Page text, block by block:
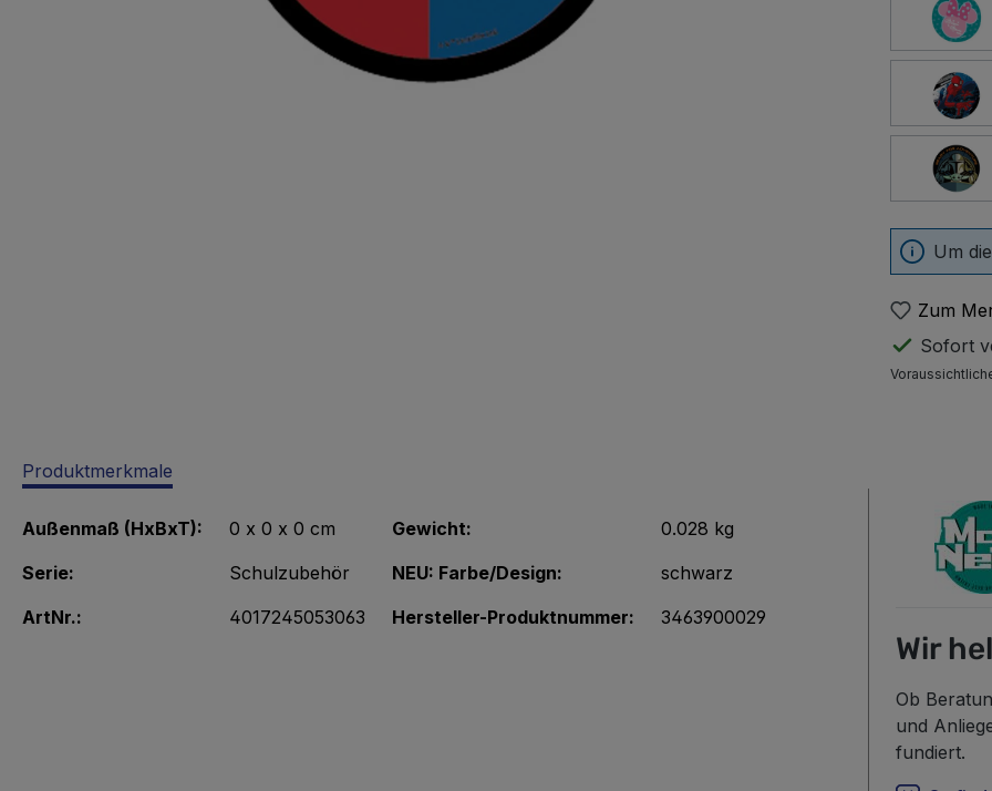
Um
Zum
Sofort
Produktmerkmale
Außenmaß (HxBxT): 0 x 0 x 0 cm Gewicht:
0.028 kg
Serie:
Schulzubehör NEU: Farbe/Design:
schwarz
ArtNr.:
4017245053063 Hersteller-Produktnummer: 3463900029
Wir
Ob
und
fundiert.